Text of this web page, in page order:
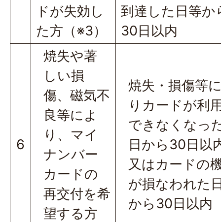
ドが失効し
た方（※3）
到達した日等か
30日以内
6
焼失や著
しい損
傷、磁気不
良等によ
り、マイ
ナンバー
カードの
再交付を希
望する方
焼失・損傷等
りカードが利
できなくなっ
日から30日以
又はカードの
が損なわれた
から30日以内